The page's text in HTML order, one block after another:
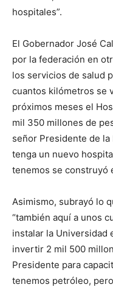
hospitales”.
El Gobernador José
por la federación en
los servicios de salud
cuantos kilómetros se
próximos meses el
mil 350 millones de
señor Presidente de la
tenga un nuevo
tenemos se construyó
Asimismo, subrayó lo
“también aquí a unos
instalar la Universidad
invertir 2 mil 500
Presidente para
tenemos petróleo,